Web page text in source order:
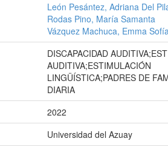
León Pesántez, Adriana Del
Rodas Pino, María Samanta
Vázquez Machuca, Emma
DISCAPACIDAD
AUDITIVA;ESTIMULACIÓN
LINGÜÍSTICA;PADRES DE
DIARIA
2022
Universidad del Azuay